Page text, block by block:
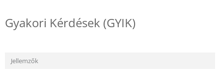
Gyakori Kérdések (GYIK)
Jellemzők